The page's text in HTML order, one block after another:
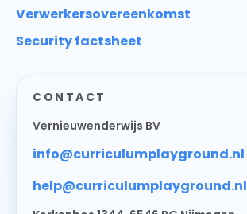
Verwerkersovereenkomst
Security factsheet
CONTACT
Vernieuwenderwijs BV
info@curriculumplayground.nl
help@curriculumplayground.nl